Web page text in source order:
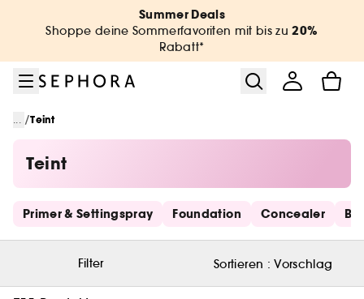
Summer Deals
Shoppe deine Sommerfavoriten mit bis zu20%
Rabatt*
... /Teint
Teint
Schnelllinks überspringen
Primer & Settingspray Foundation Concealer
Filter Sortieren :Vorschlag